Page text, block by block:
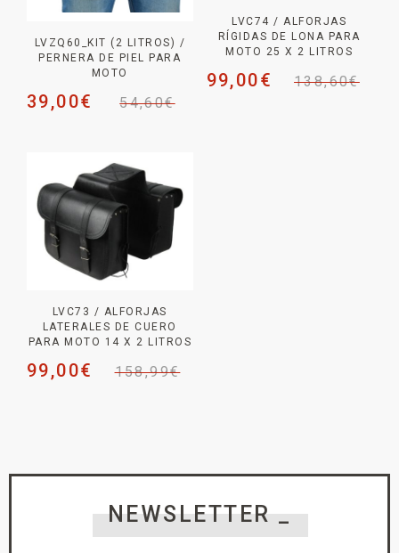
LVZQ60_KIT (2 LITROS) /
PERNERA DE PIEL PARA
MOTO
54,60€
39,00€
LVC74 / ALFORJAS
RÍGIDAS DE LONA PARA
MOTO 25 X 2 LITROS
138,60€
99,00€
LVC73 / ALFORJAS
LATERALES DE CUERO
PARA MOTO 14 X 2 LITROS
158,99€
99,00€
NEWSLETTER _